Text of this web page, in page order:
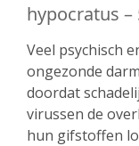
hypocratus –
Veel psychisch
ongezonde
doordat
virussen de
hun gifstoffen